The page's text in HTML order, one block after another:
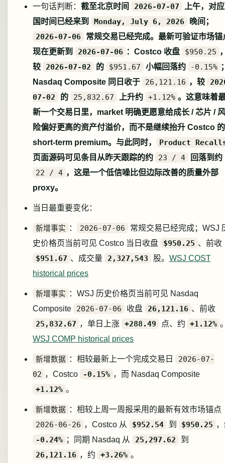
一句话判断： 截至北京时间 2026-07-07
上午，对
国时间已经来到
Monday, July 6, 2026
晚间；
2026-07-06
常规交易已经完成。最新可验证市场锚
现在更新到
2026-07-06 ：Costco 收盘 $950.25
较
2026-07-02 的 $951.67 小幅回落约 -0.15%
Nasdaq Composite 同日收于
26,121.16 ，较
07-02
的 25,832.67 上升约 +1.12% 。这意味着
新一个交易日里，market 明确更愿意给成长 / 芯片 / 风
险偏好更高的资产付溢价，而不是继续抬升 Costco 的
short-term premium。与此同时，
Product
页面源码可见条目从昨天跟踪的约
23 / 4
回落到约
22 / 4 ，这是一个低信噪比但边际改善的质量外部
proxy。
当日最重要变化：
新增事实 ： 2026-07-06
常规交易已经完成；WSJ
史价格页当前可见 Costco 当日收盘
$950.25 、前收
$951.67 、成交量 2,327,543 股。 WSJ COST
historical prices
新增事实 ：WSJ 历史价格页当前可见 Nasdaq
Composite
2026-07-06 收盘 26,121.16 、前收
25,832.67 ，单日上涨 +288.49 点、约 +1.12%
WSJ COMP historical prices
新增数据 ：相较最新上一个完成交易日
2026-07-
02 ，Costco -0.15% ，而 Nasdaq Composite
+1.12% 。
新增数据 ：相较上周一周报采用的最新有效市场锚点
2026-06-26 ，Costco 从 $952.54 到 $950.25
-0.24% ；同期 Nasdaq 从 25,297.62
到
26,121.16 ，约 +3.26% 。